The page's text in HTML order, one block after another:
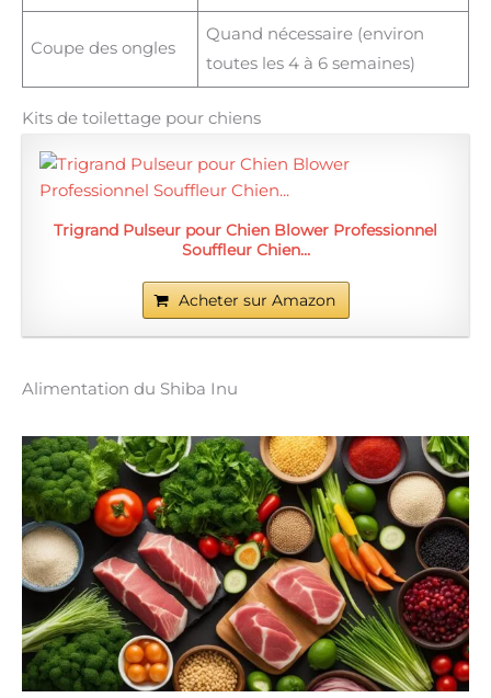
Coupe des ongles
Quand nécessaire (environ
toutes les 4 à 6 semaines)
Kits de toilettage pour chiens
Trigrand Pulseur pour Chien Blower Professionnel
Souffleur Chien…
Acheter sur Amazon
Alimentation du Shiba Inu